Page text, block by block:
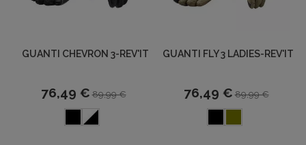
GUANTI CHEVRON 3-REV'IT
76,49 € 89,99 €
GUANTI FLY 3 LADIES-REV'IT
76,49 € 89,99 €